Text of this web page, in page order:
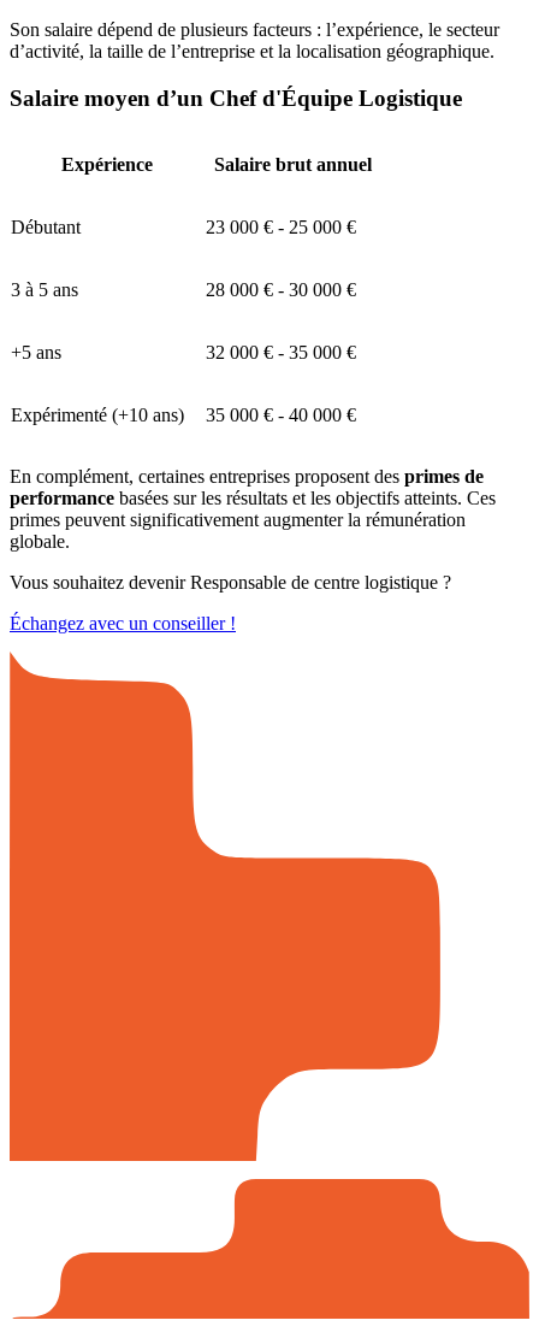
Son salaire dépend de plusieurs facteurs : l’expérience, le secteur
d’activité, la taille de l’entreprise et la localisation géographique.
Salaire moyen d’un Chef d'Équipe Logistique
Expérience Salaire brut annuel
Débutant 23 000 € - 25 000 €
3 à 5 ans 28 000 € - 30 000 €
+5 ans 32 000 € - 35 000 €
Expérimenté (+10 ans) 35 000 € - 40 000 €
En complément, certaines entreprises proposent des primes de
performance basées sur les résultats et les objectifs atteints. Ces
primes peuvent significativement augmenter la rémunération
globale.
Vous souhaitez devenir Responsable de centre logistique ?
Échangez avec un conseiller !